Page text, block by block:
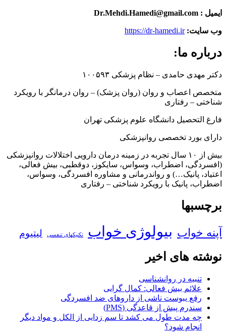
ایمیل : Dr.Mehdi.Hamedi@gmail.com
وب سایت: https://dr-hamedi.ir
درباره ما:
دکتر مهدی حامدی – نظام پزشکی ۱۰۰۵۹۳
متخصص اعصاب و روان (روان پزشک) – روان درمانگر با رویکرد
شناختی – رفتاری
فارغ التحصیل دانشگاه علوم پزشکی تهران
دارای بورد تخصصی روانپزشکی
بیش از ۱۰ سال تجربه در زمینه درمان دارویی اختلالات روانپزشکی
(افسردگی، اضطراب، وسواس، سایکوز، دوقطبی، بیش فعالی،
اعتیاد، پانیک…) و رواندرمانی و مشاوره افسردگی، وسواس،
اضطراب، پانیک با رویکرد شناختی – رفتاری
برچسبها
آپنه خواب بیولوژی خواب تکنیکهای تنفسی لیتیوم
نوشته های اخیر
تنبیه در روانشناسی
علائم بیش فعالی: کمال گرایی
رفع یبوست ناشی از داروهای ضد افسردگی
سندرم پیش از قاعدگی (PMS)
چه مدت طول می کشد تا سم زدایی از الکل و مواد دیگر
انجام شود؟